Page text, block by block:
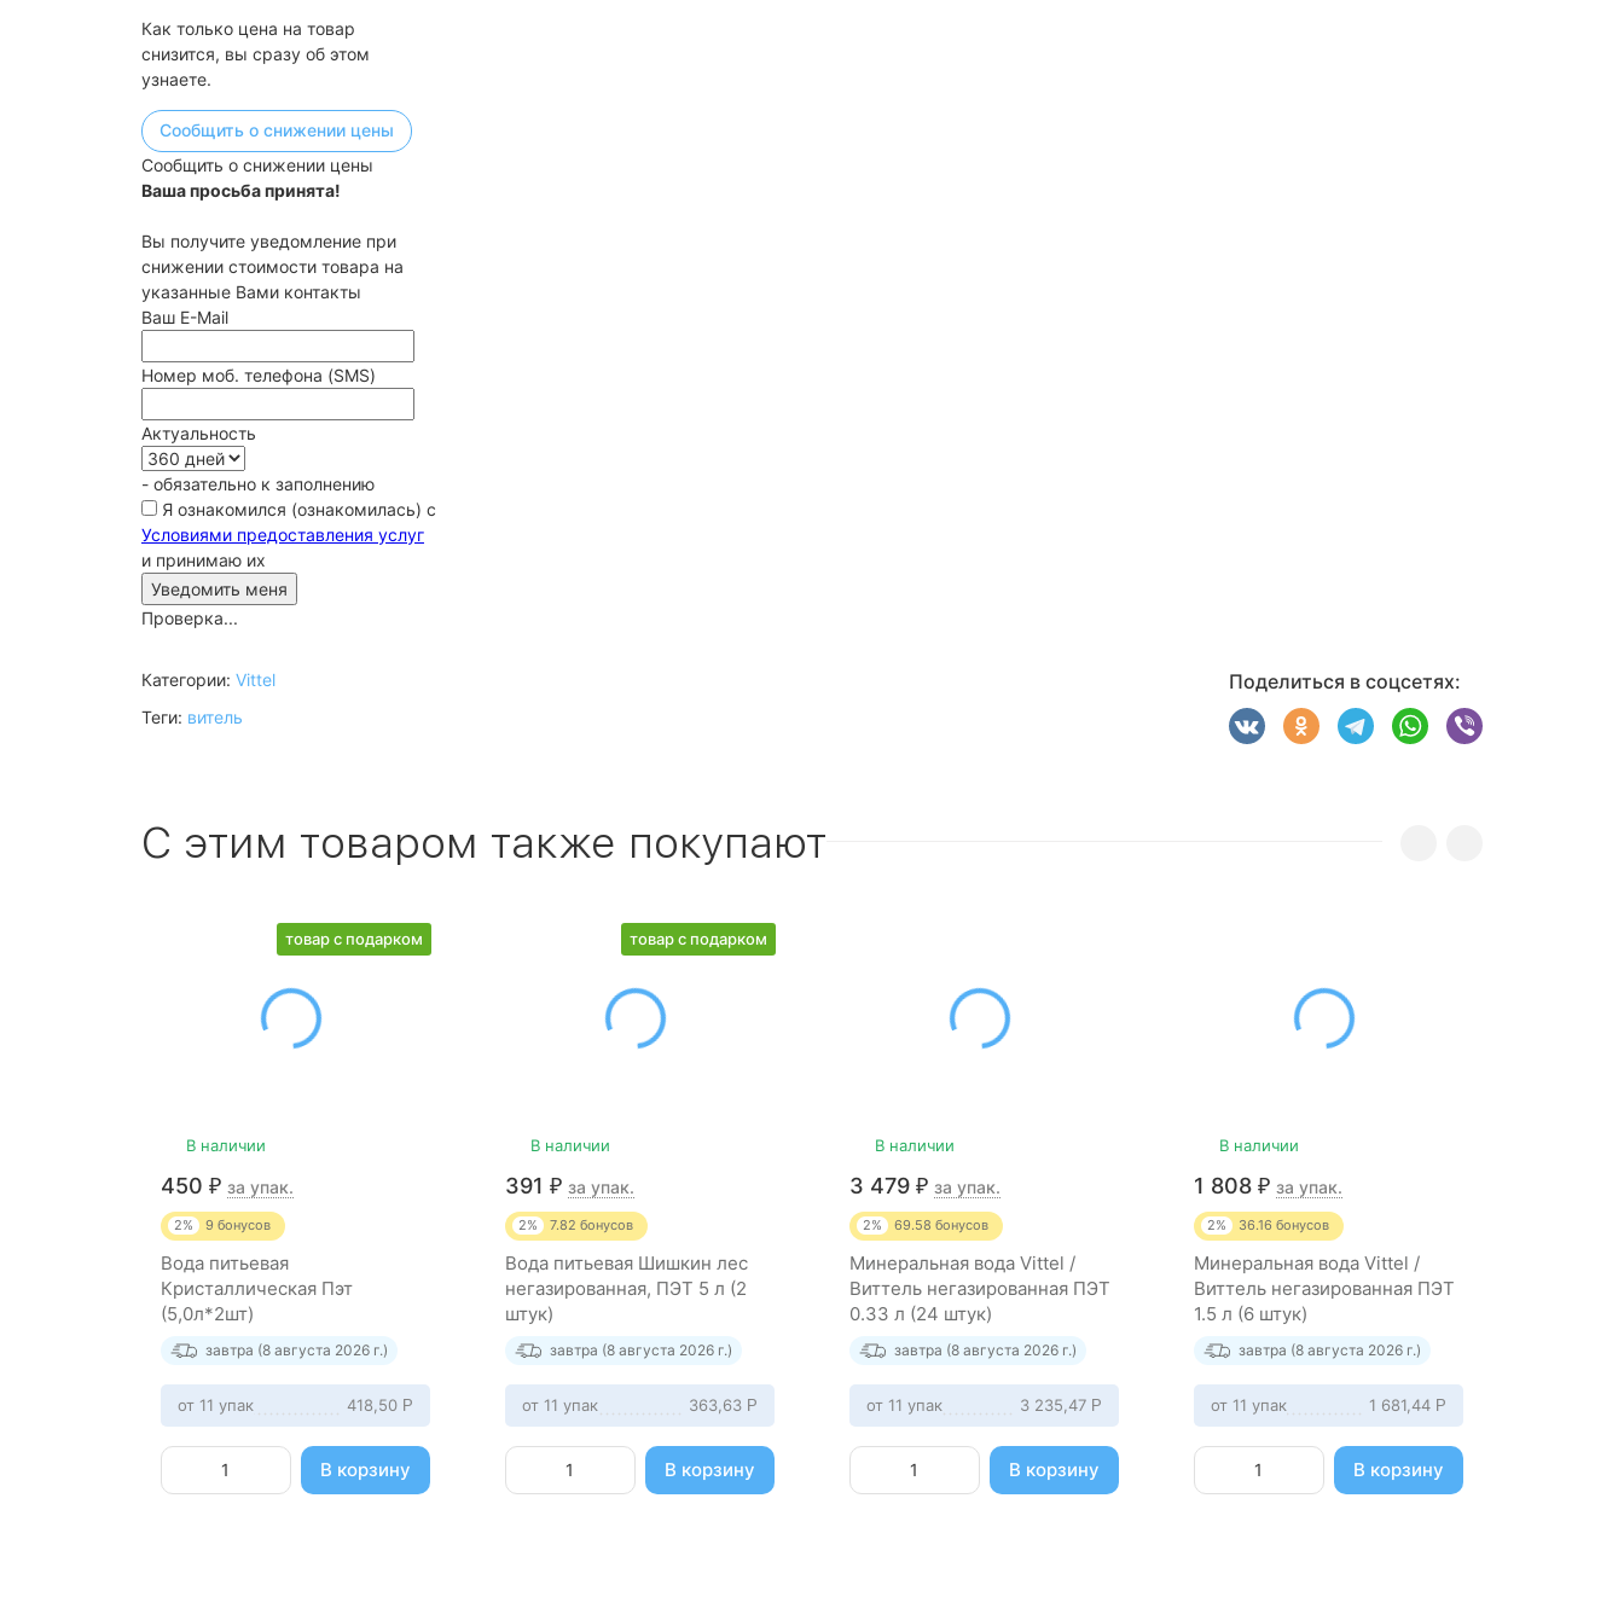
Как только цена на товар
снизится, вы сразу об этом
узнаете.
Сообщить о снижении цены
Сообщить о снижении цены
Ваша просьба принята!
Вы получите уведомление при
снижении стоимости товара на
указанные Вами контакты
Ваш E-Mail
Номер моб. телефона (SMS)
Актуальность
- обязательно к заполнению
Я ознакомился (ознакомилась) с
Условиями предоставления услуг
и принимаю их
Проверка...
Категории: Vittel
Теги: витель
Поделиться в соцсетях:
С этим товаром также покупают
товар с подарком
В наличии
450 ₽ за упак.
2% 9 бонусов
Вода питьевая
Кристаллическая Пэт
(5,0л*2шт)
завтра (8 августа 2026 г.)
от 11 упак 418,50 Р
В корзину
товар с подарком
В наличии
391 ₽ за упак.
2% 7.82 бонусов
Вода питьевая Шишкин лес
негазированная, ПЭТ 5 л (2
штук)
завтра (8 августа 2026 г.)
от 11 упак 363,63 Р
В корзину
В наличии
3 479 ₽ за упак.
2% 69.58 бонусов
Минеральная вода Vittel /
Виттель негазированная ПЭТ
0.33 л (24 штук)
завтра (8 августа 2026 г.)
от 11 упак 3 235,47 Р
В корзину
В наличии
1 808 ₽ за упак.
2% 36.16 бонусов
Минеральная вода Vittel /
Виттель негазированная ПЭТ
1.5 л (6 штук)
завтра (8 августа 2026 г.)
от 11 упак 1 681,44 Р
В корзину